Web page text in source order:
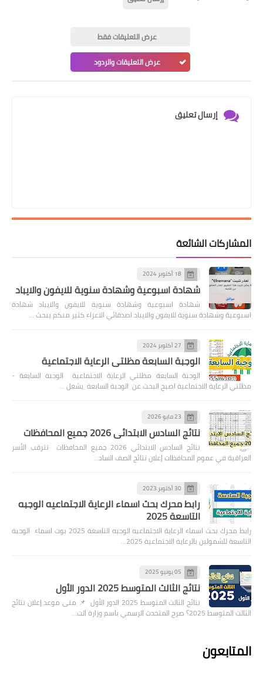
عرض التعليقات فقط
عرض التعليقات والردود
إرسال تعليق
المشاركات الشائعة
18 أكتوبر 2024
شهادة اسبوعية وشهادة سنوية للايفون والايباد
شهادة اسبوعية وشهادة سنوية للايفون والايباد شهادة
اسبوعية وشهادة سنوية للايفون والايباد اصدقائي الاعزاء كثير منكم يبحث …
27 أكتوبر 2024
الوجبة السابعة مظلتي الرعاية الاجتماعية
الوجبة السابعة مظلتي الرعاية الاجتماعية الوجبة السابعة -
مظلتي الرعاية الاجتماعية اصبح البحث عن الوجبة السابعة يشغل …
23 مايو 2026
نتائج السادس الابتدائي 2026 جميع المحافظات
نتائج السادس الابتدائي 2026 جميع المحافظات تترقب الأسر
العراقية في عموم المحافظات إعلان نتائج الصف الساد…
30 أكتوبر 2023
رابط محرك بحث اسماء الرعاية الاجتماعيه الوجبه
التاسعة 2025
رابط محرك بحث اسماء الرعاية الاجتماعيه الوجبه التاسعة 2025 بوت اسماء الوجبة
التاسعة للشمولين بالرعاية الاجتماعية 2025…
05 يونيو 2025
نتائج الثالث المتوسط 2025 الدور الأول
نتائج الثالث المتوسط 2025 الدور الأول 📌 متى موعد إعلان نتائج
الثالث المتوسط 2025؟ صرح المتحدث الرسمي باسم وزارة الت…
المتابعون